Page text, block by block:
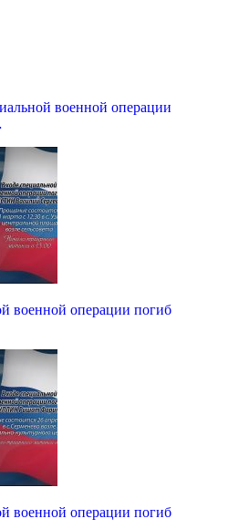
военной операции
военной операции погиб
военной операции погиб